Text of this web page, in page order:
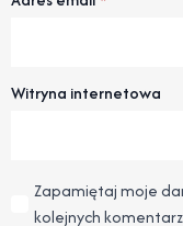
Witryna internetowa
Zapamiętaj moje
kolejnych